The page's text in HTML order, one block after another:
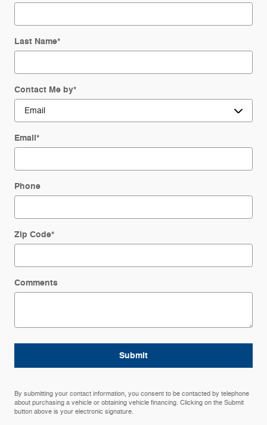
Last Name*
Contact Me by*
Email*
Phone
Zip Code*
Comments
Submit
By submitting your contact information, you consent to be contacted by telephone
about purchasing a vehicle or obtaining vehicle financing. Clicking on the Submit
button above is your electronic signature.